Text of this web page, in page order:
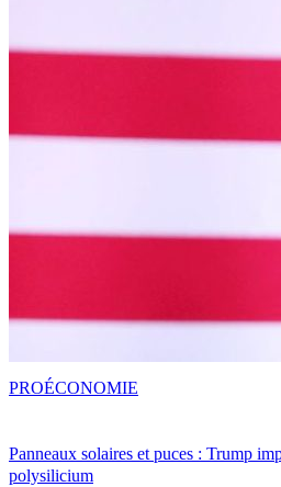
Panneaux solaires et puces : Trump
polysilicium
PROÉCONOMIE